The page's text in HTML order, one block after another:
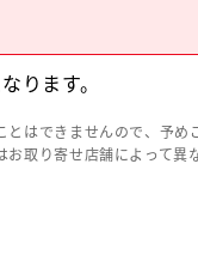
ります。
はできませんので、予め
取り寄せ店舗によって異